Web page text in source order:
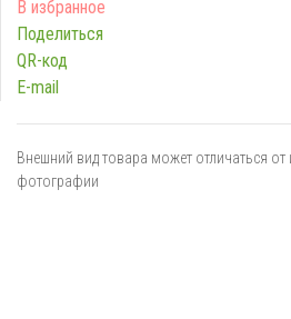
Поделиться
QR-код
E-mail
Внешний вид товара может отличаться
фотографии